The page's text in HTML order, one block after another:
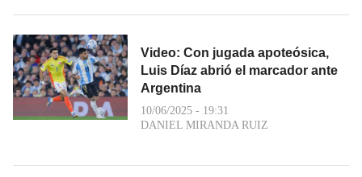
Video: Con jugada apoteósica,
Luis Díaz abrió el marcador ante
Argentina
10/06/2025 - 19:31
DANIEL MIRANDA RUIZ